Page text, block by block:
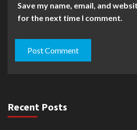
Save my name, email, and
for the next time I comment.
Recent Posts